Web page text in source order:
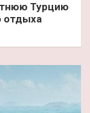
Турцию
отдыха